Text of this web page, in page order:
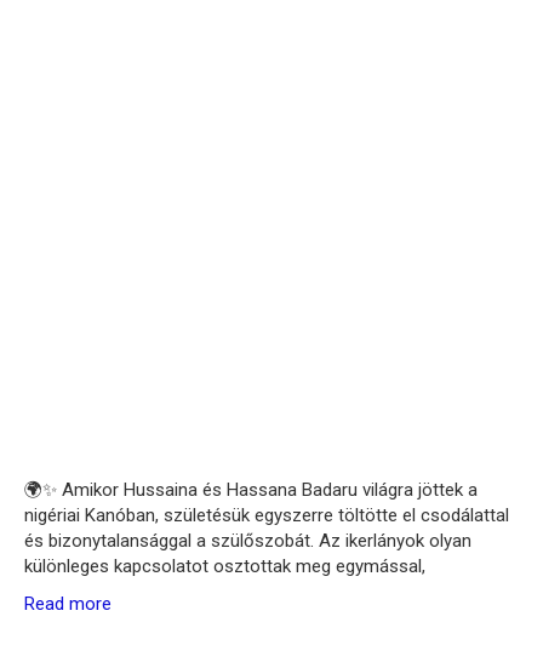
🌍✨ Amikor Hussaina és Hassana Badaru világra jöttek a
nigériai Kanóban, születésük egyszerre töltötte el csodálattal
és bizonytalansággal a szülőszobát. Az ikerlányok olyan
különleges kapcsolatot osztottak meg egymással,
Read more